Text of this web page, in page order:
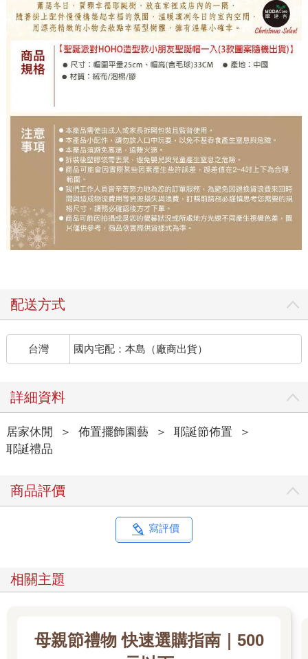
配送方式
台灣 國內宅配：本島（廠商出貨）
詳細資料
居家休閒 ＞ 佈置擺飾園藝 ＞ 耶誕節佈置
＞
耶誕禮品
商品評價
寫評價
相關主題
母親節禮物 快速選購指南｜500